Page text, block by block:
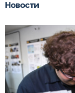
Новости